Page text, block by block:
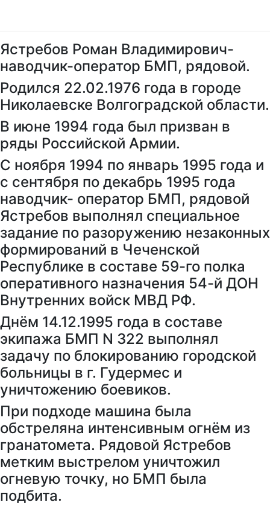
Ястребов Роман Владимирович-
наводчик-оператор БМП, рядовой.
Родился 22.02.1976 года в городе
Николаевске Волгоградской области.
В июне 1994 года был призван в
ряды Российской Армии.
С ноября 1994 по январь 1995 года и
с сентября по декабрь 1995 года
наводчик- оператор БМП, рядовой
Ястребов выполнял специальное
задание по разоружению незаконных
формирований в Чеченской
Республике в составе 59-го полка
оперативного назначения 54-й ДОН
Внутренних войск МВД РФ.
Днём 14.12.1995 года в составе
экипажа БМП N 322 выполнял
задачу по блокированию городской
больницы в г. Гудермес и
уничтожению боевиков.
При подходе машина была
обстреляна интенсивным огнём из
гранатомета. Рядовой Ястребов
метким выстрелом уничтожил
огневую точку, но БМП была
подбита.